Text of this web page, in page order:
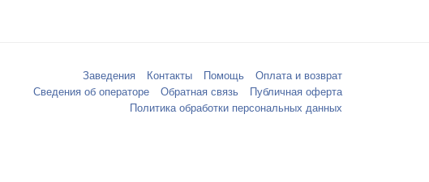
Заведения Контакты Помощь
Оплата и возврат
Сведения об операторе
Обратная связь
Публичная оферта
Политика обработки персональных данных